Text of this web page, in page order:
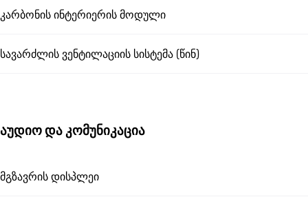
კარბონის ინტერიერის მოდული
სავარძლის ვენტილაციის სისტემა (წინ)
აუდიო და კომუნიკაცია
მგზავრის დისპლეი